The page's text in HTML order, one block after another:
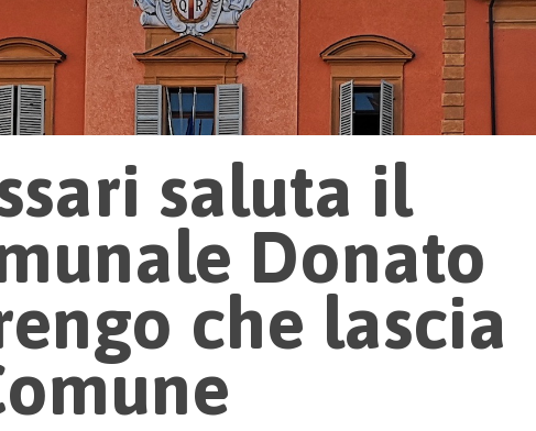
saluta il
Donato
che lascia